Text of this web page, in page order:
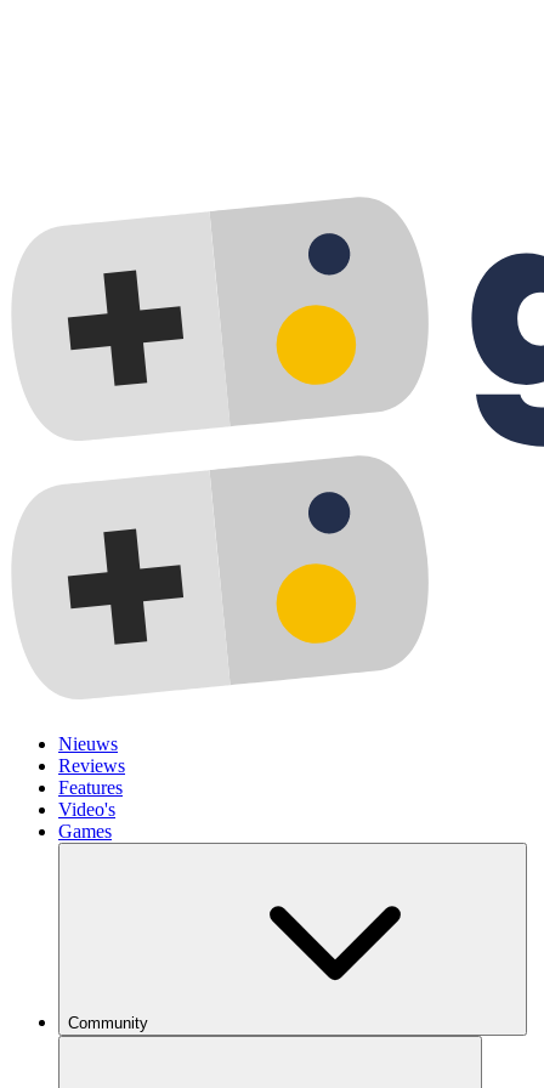
Nieuws
Reviews
Features
Video's
Games
Community